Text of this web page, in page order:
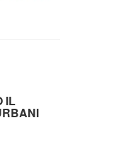
IL